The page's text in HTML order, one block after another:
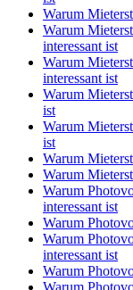
Warum
Warum
interessant ist
Warum
interessant ist
Warum
ist
Warum
ist
Warum
Warum
Warum
interessant ist
Warum
Warum
interessant ist
Warum
Warum